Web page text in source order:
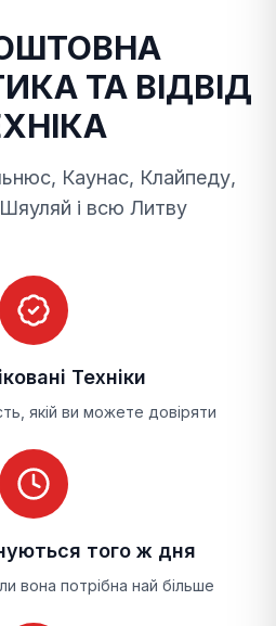
ТА ВІДВІД
Каунас, Клайпеду,
і всю Литву
Техніки
якій ви можете довіряти
того ж дня
вона потрібна най більше